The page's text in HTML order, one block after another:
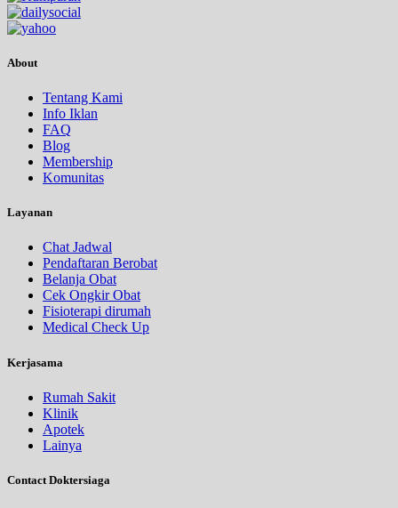
About
Tentang Kami
Info Iklan
FAQ
Blog
Membership
Komunitas
Layanan
Chat Jadwal
Pendaftaran Berobat
Belanja Obat
Cek Ongkir Obat
Fisioterapi dirumah
Medical Check Up
Kerjasama
Rumah Sakit
Klinik
Apotek
Lainya
Contact Doktersiaga